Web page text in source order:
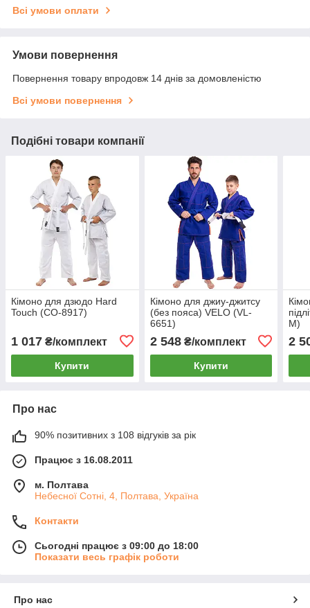
Всі умови оплати
Умови повернення
Повернення товару впродовж 14 днів за домовленістю
Всі умови повернення
Подібні товари компанії
Кімоно для дзюдо Hard
Touch (CO-8917)
1 017 ₴/комплект
Купити
Кімоно для джиу-джитсу
(без пояса) VELO (VL-
6651)
2 548₴/комплект
Купити
M)
2
Про нас
90% позитивних з 108 відгуків за рік
Працює з 16.08.2011
м. Полтава
Небесної Сотні, 4, Полтава, Україна
Контакти
Сьогодні працює з 09:00 до 18:00
Показати весь графік роботи
Про нас